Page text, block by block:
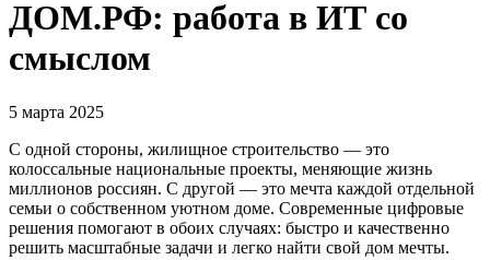
ДОМ.РФ: работа в ИТ со
смыслом
5 марта 2025
С одной стороны, жилищное строительство — это
колоссальные национальные проекты, меняющие жизнь
миллионов россиян. С другой — это мечта каждой отдельной
семьи о собственном уютном доме. Современные цифровые
решения помогают в обоих случаях: быстро и качественно
решить масштабные задачи и легко найти свой дом мечты.